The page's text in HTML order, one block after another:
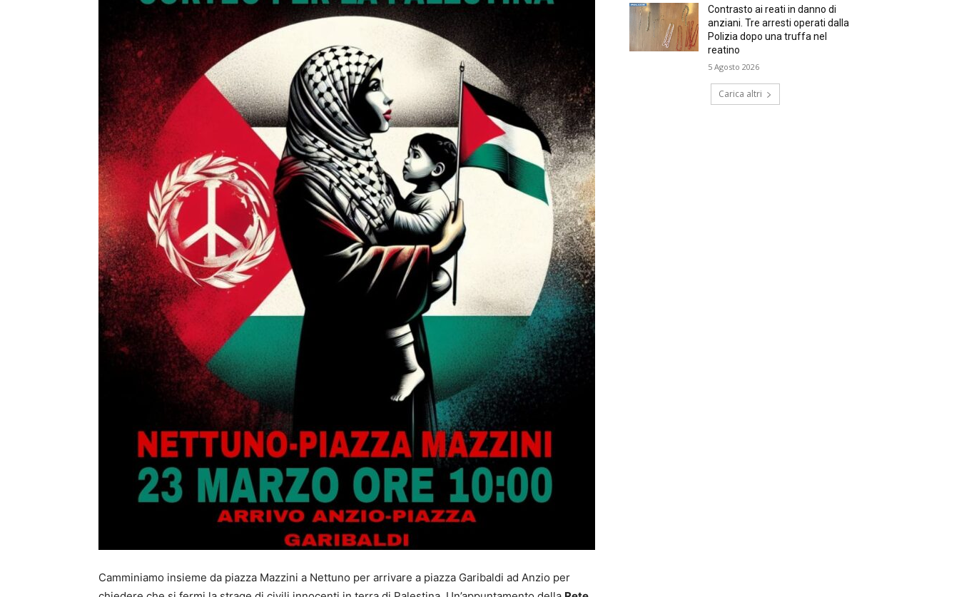
Camminiamo insieme da piazza Mazzini a Nettuno per arrivare a piazza Garibaldi ad Anzio per
Contrasto ai reati in danno di
anziani. Tre arresti operati dalla
Polizia dopo una truffa nel
reatino
5 Agosto 2026
Carica altri